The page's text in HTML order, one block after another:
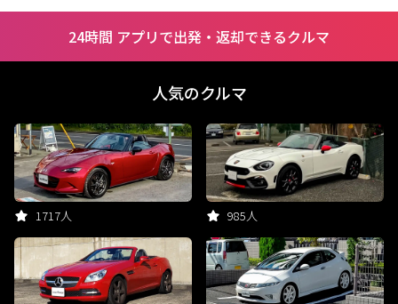
24時間 アプリで出発・返却できるクルマ
人気のクルマ
1717人 985人